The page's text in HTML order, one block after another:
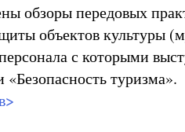
обзоры передовых
объектов культуры
с которыми
туризма».